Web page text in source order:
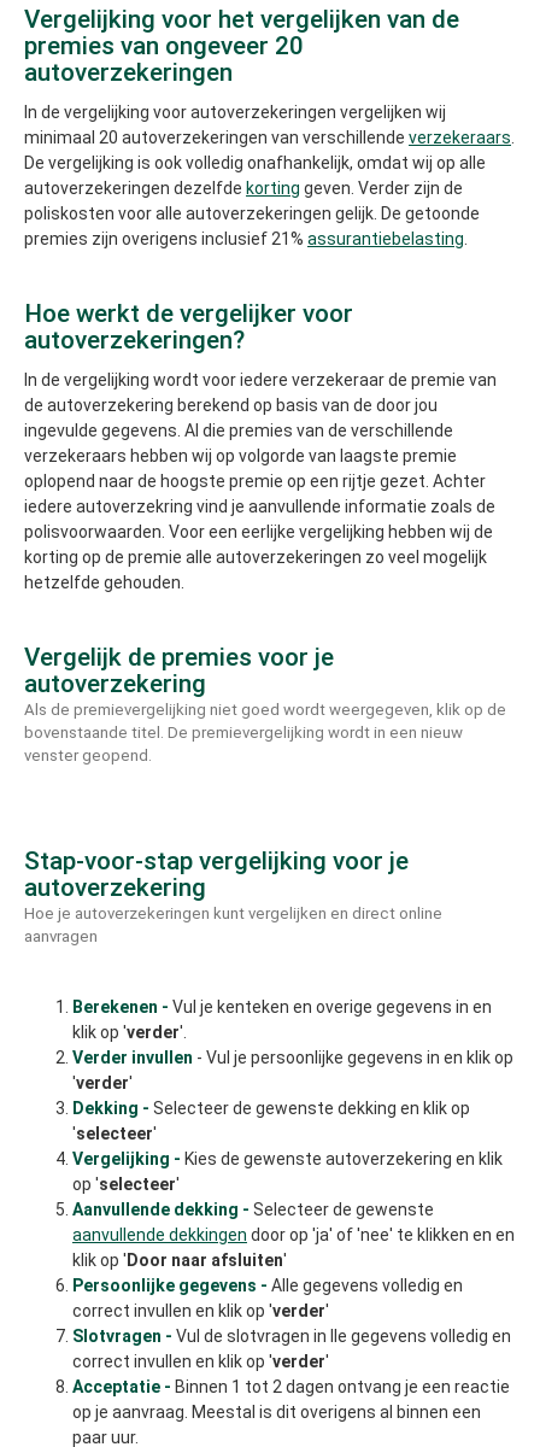
Vergelijking voor het vergelijken van de
premies van ongeveer 20
autoverzekeringen
In de vergelijking voor autoverzekeringen vergelijken wij
minimaal 20 autoverzekeringen van verschillende verzekeraars
De vergelijking is ook volledig onafhankelijk, omdat wij op alle
autoverzekeringen dezelfde korting geven. Verder zijn de
poliskosten voor alle autoverzekeringen gelijk. De getoonde
premies zijn overigens inclusief 21% assurantiebelasting
Hoe werkt de vergelijker voor
autoverzekeringen?
In de vergelijking wordt voor iedere verzekeraar de premie van
de autoverzekering berekend op basis van de door jou
ingevulde gegevens. Al die premies van de verschillende
verzekeraars hebben wij op volgorde van laagste premie
oplopend naar de hoogste premie op een rijtje gezet. Achter
iedere autoverzekring vind je aanvullende informatie zoals de
polisvoorwaarden. Voor een eerlijke vergelijking hebben wij de
korting op de premie alle autoverzekeringen zo veel mogelijk
hetzelfde gehouden.
Vergelijk de premies voor je
autoverzekering
Als de premievergelijking niet goed wordt weergegeven, klik op de
bovenstaande titel. De premievergelijking wordt in een nieuw
venster geopend.
Stap-voor-stap vergelijking voor je
autoverzekering
Hoe je autoverzekeringen kunt vergelijken en direct online
aanvragen
Berekenen - Vul je kenteken en overige gegevens in en
klik op 'verder'.
Verder invullen - Vul je persoonlijke gegevens in en klik op
'verder'
Dekking - Selecteer de gewenste dekking en klik op
'selecteer'
Vergelijking - Kies de gewenste autoverzekering en klik
op 'selecteer'
Aanvullende dekking - Selecteer de gewenste
aanvullende dekkingen door op 'ja' of 'nee' te klikken en en
klik op ' Door naar afsluiten'
Persoonlijke gegevens - Alle gegevens volledig en
correct invullen en klik op 'verder'
Slotvragen - Vul de slotvragen in lle gegevens volledig en
correct invullen en klik op 'verder'
Acceptatie - Binnen 1 tot 2 dagen ontvang je een reactie
op je aanvraag. Meestal is dit overigens al binnen een
paar uur.